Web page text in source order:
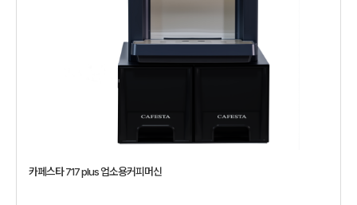
카페스타 717 plus 업소용커피머신